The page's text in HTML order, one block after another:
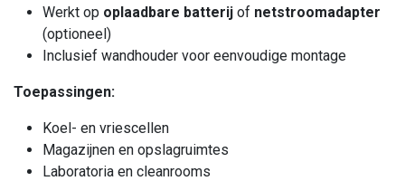
Werkt op oplaadbare batterij of netstroomadapter
(optioneel)
Inclusief wandhouder voor eenvoudige montage
Toepassingen:
Koel- en vriescellen
Magazijnen en opslagruimtes
Laboratoria en cleanrooms